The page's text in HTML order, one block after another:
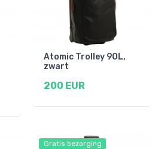
Atomic Trolley 90L,
zwart
200 EUR
Gratis bezorging